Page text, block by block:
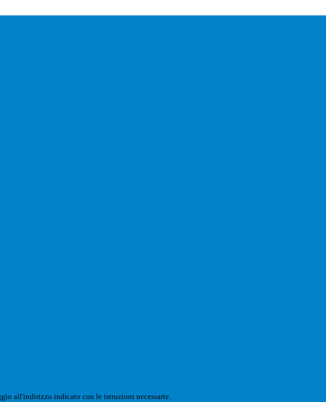
all'indirizzo indicato con le istruzioni necessarie.